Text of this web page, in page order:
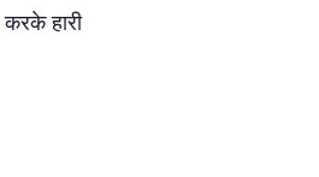
करके हारी